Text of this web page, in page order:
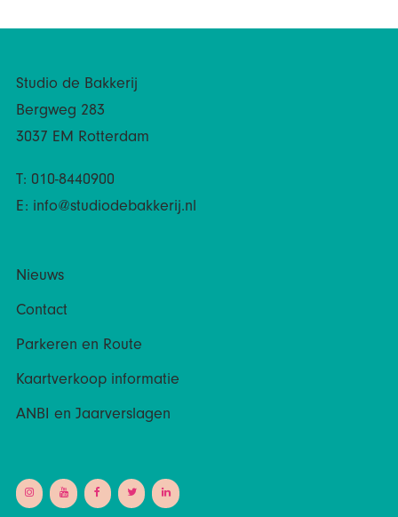
Studio de Bakkerij
Bergweg 283
3037 EM Rotterdam
T: 010-8440900
E: info@studiodebakkerij.nl
Nieuws
Contact
Parkeren en Route
Kaartverkoop informatie
ANBI en Jaarverslagen